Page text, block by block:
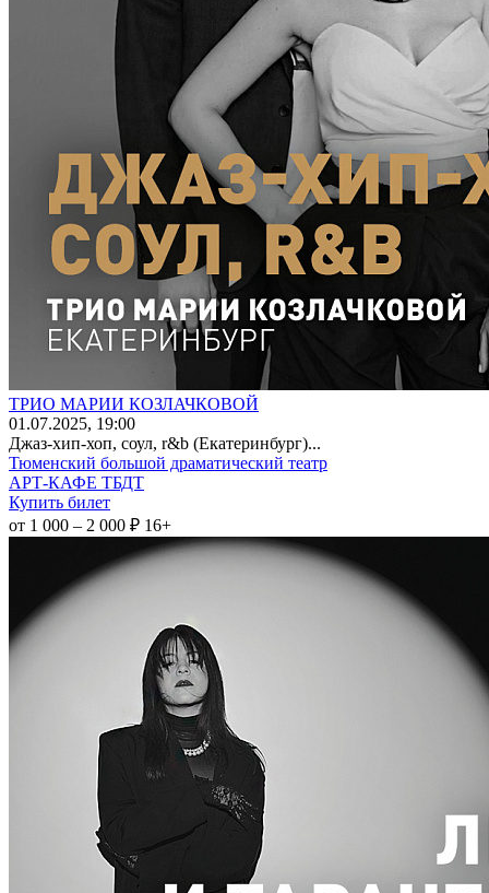
ТРИО МАРИИ КОЗЛАЧКОВОЙ
01 .07.2025, 19:00
Джаз-хип-хоп, соул, r&b (Екатеринбург)...
Тюменский большой драматический театр
АРТ-КАФЕ ТБДТ
Купить билет
от 1 000 – 2 000 ₽ 16+